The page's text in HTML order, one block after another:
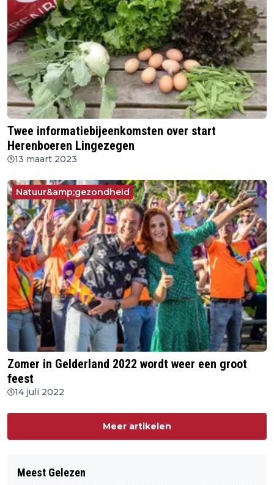
Twee informatiebijeenkomsten over start
Herenboeren Lingezegen
13 maart 2023
Natuur&amp;gezondheid
Zomer in Gelderland 2022 wordt weer een groot
feest
14 juli 2022
Meer artikelen
Meest Gelezen